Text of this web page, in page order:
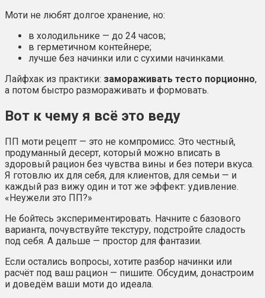
Моти не любят долгое хранение, но:
в холодильнике — до 24 часов;
в герметичном контейнере;
лучше без начинки или с сухими начинками.
Лайфхак из практики: замораживать тесто порционно,
а потом быстро размораживать и формовать.
Вот к чему я всё это веду
ПП моти рецепт — это не компромисс. Это честный,
продуманный десерт, который можно вписать в
здоровый рацион без чувства вины и без потери вкуса.
Я готовлю их для себя, для клиентов, для семьи — и
каждый раз вижу один и тот же эффект: удивление.
«Неужели это ПП?»
Не бойтесь экспериментировать. Начните с базового
варианта, почувствуйте текстуру, подстройте сладость
под себя. А дальше — простор для фантазии.
Если остались вопросы, хотите разбор начинки или
расчёт под ваш рацион — пишите. Обсудим, донастроим
и доведём ваши моти до идеала.